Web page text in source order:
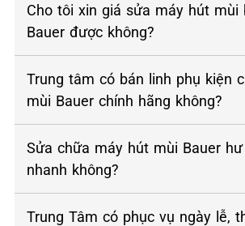
Cho tôi xin giá sửa máy hút mùi
Bauer được không?
Trung tâm có bán linh phụ kiện
mùi Bauer chính hãng không?
Sửa chữa máy hút mùi Bauer
nhanh không?
Trung Tâm có phục vụ ngày lễ,